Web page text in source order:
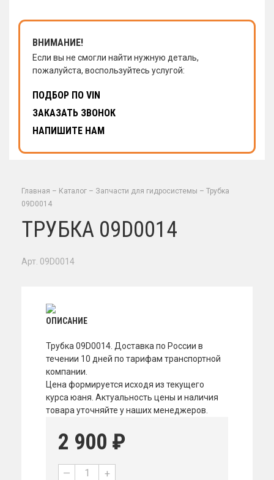
ВНИМАНИЕ!
Если вы не смогли найти нужную деталь,
пожалуйста, воспользуйтесь услугой:
ПОДБОР ПО VIN
ЗАКАЗАТЬ ЗВОНОК
НАПИШИТЕ НАМ
Главная – Каталог – Запчасти для гидросистемы – Трубка
09D0014
ТРУБКА 09D0014
Арт. 09D0014
ОПИСАНИЕ
Трубка 09D0014. Доставка по России в
течении 10 дней по тарифам транспортной
компании.
Цена формируется исходя из текущего
курса юаня. Актуальность цены и наличия
товара уточняйте у наших менеджеров.
2 900 ₽
— +